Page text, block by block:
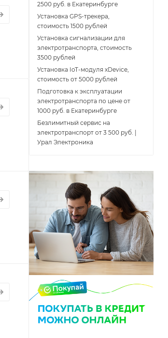
2500 руб. в Екатеринбурге
Установка GPS-трекера,
стоимость 1500 рублей
Установка сигнализации для
электротранспорта, стоимость
3500 рублей
Установка IoT-модуля xDevice,
стоимость от 5000 рублей
Подготовка к эксплуатации
электротранспорта по цене от
1000 руб. в Екатеринбурге
Безлимитный сервис на
электротранспорт от 3 500 руб. |
Урал Электроника